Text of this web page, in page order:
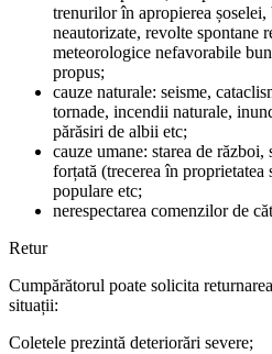
trenurilor în apropierea
neautorizate, revolte spontane
meteorologice nefavorabile
propus;
cauze naturale: seisme,
tornade, incendii naturale,
părăsiri de albii etc;
cauze umane: starea de război,
forțată (trecerea în
populare etc;
nerespectarea comenzilor de
Retur
Cumpărătorul poate solicita
situații:
Coletele prezintă deteriorări severe;